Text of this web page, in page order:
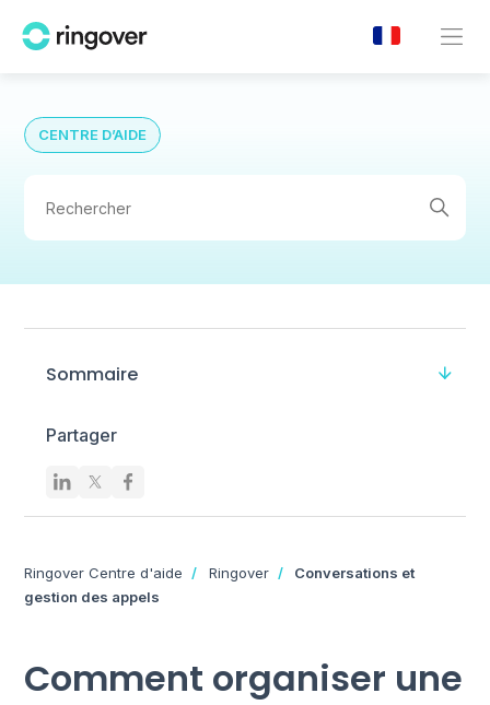
CENTRE D’AIDE
Sommaire
Partager
Ringover Centre d'aide Ringover
Conversations et
gestion des appels
Comment organiser une